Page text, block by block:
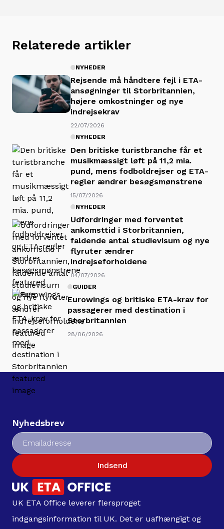
Relaterede artikler
NYHEDER
Rejsende må håndtere fejl i ETA-
ansøgninger til Storbritannien,
højere omkostninger og nye
indrejsekrav
22/07/2026
NYHEDER
Den britiske turistbranche får et
musikmæssigt løft på 11,2 mia.
pund, mens fodboldrejser og ETA-
regler ændrer besøgsmønstrene
15/07/2026
NYHEDER
Udfordringer med forventet
ankomsttid i Storbritannien,
faldende antal studievisum og nye
flyruter ændrer
indrejseforholdene
04/07/2026
GUIDER
Eurowings og britiske ETA-krav for
passagerer med destination i
Storbritannien
28/06/2026
Nyhedsbrev
Indsend
UK ETA Office leverer flersproget
indgangsinformation til UK. Det er uafhængigt og